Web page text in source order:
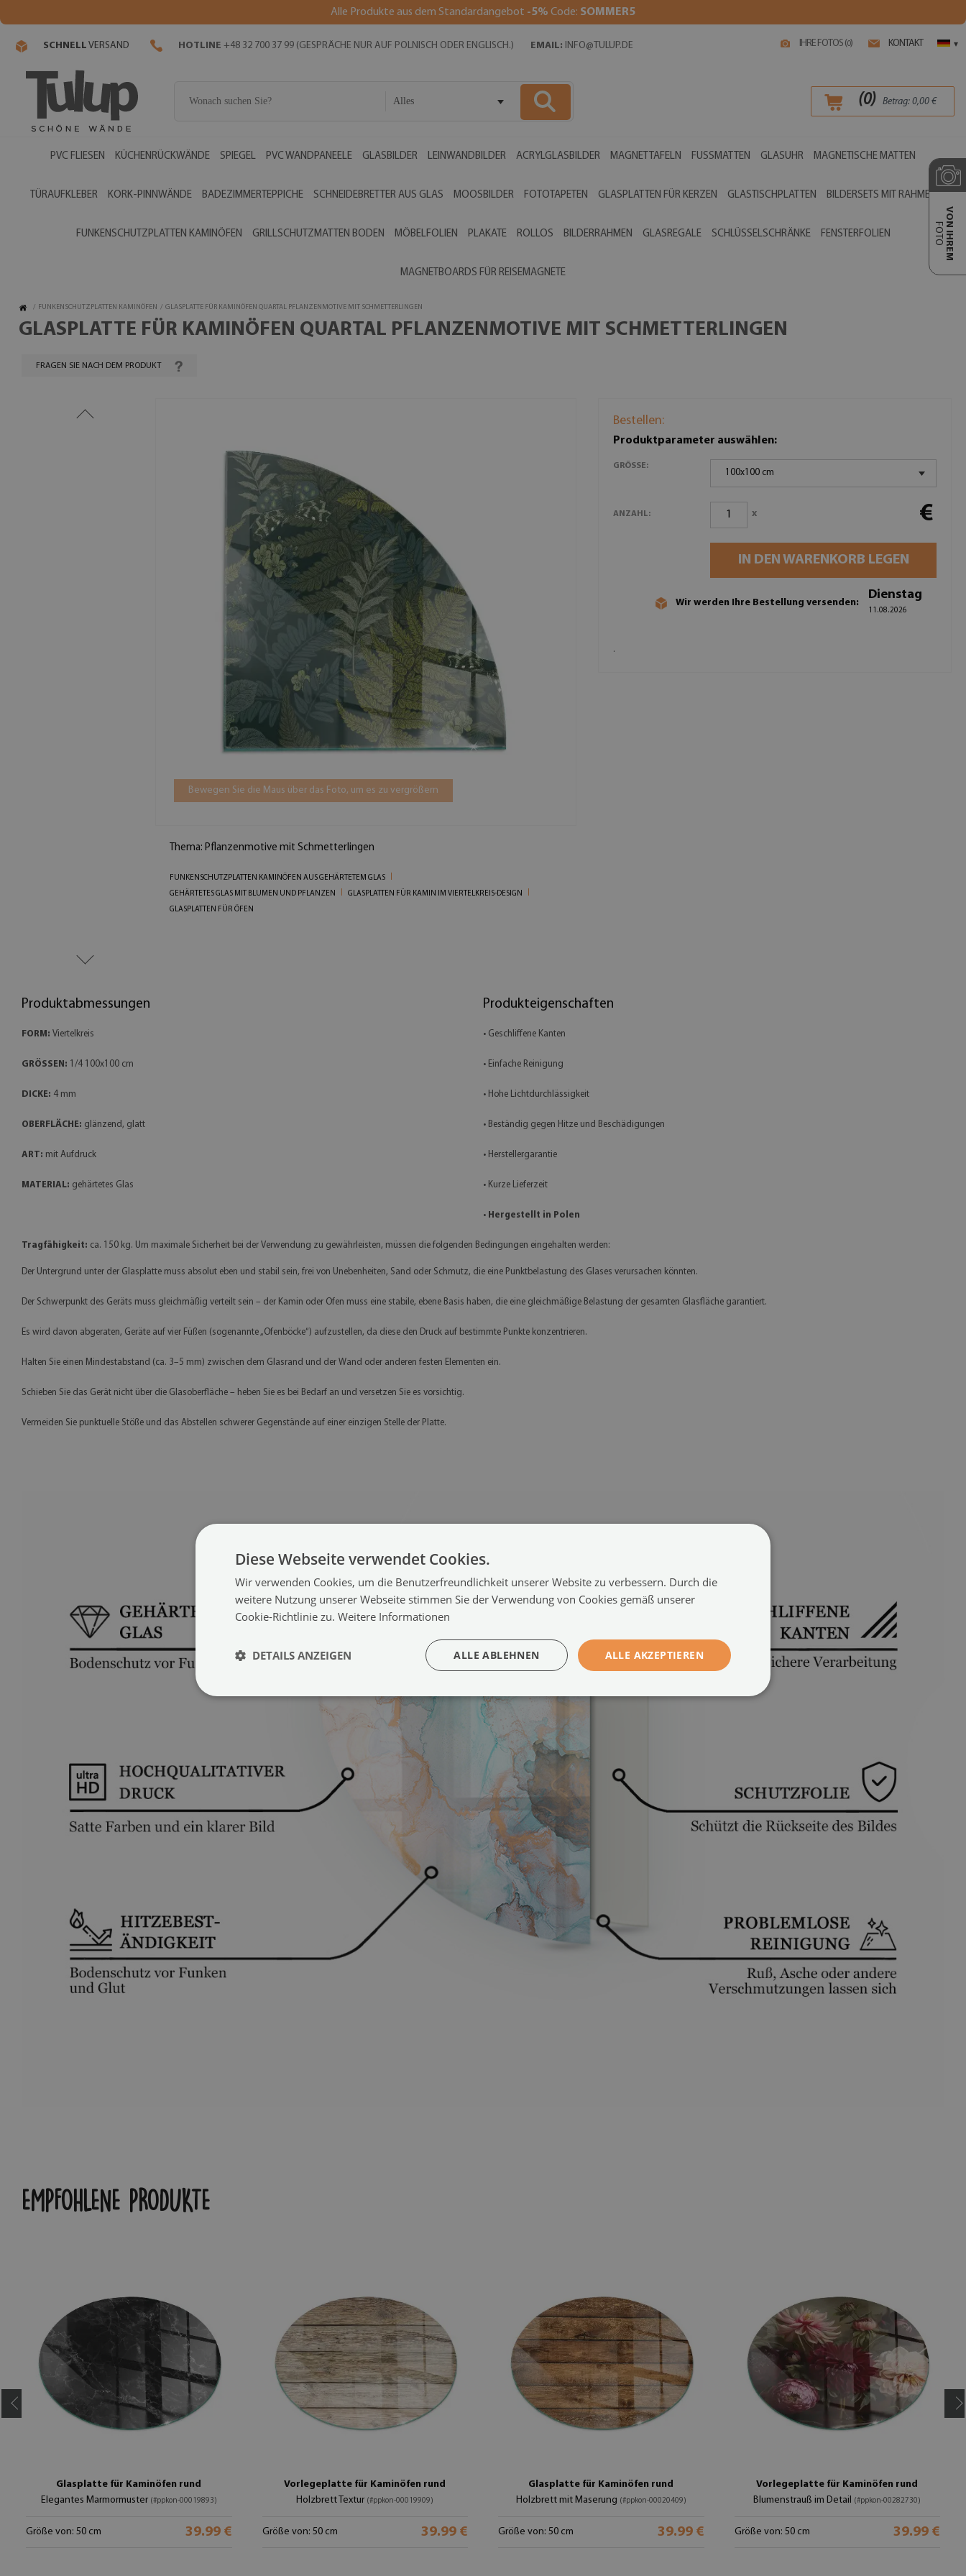
Alle Produkte aus dem Standardangebot -5% Code: SOMMER5
IHRE FOTOS (0) KONTAKT ▾
SCHNELL VERSAND HOTLINE +48 32 700 37 99 (GESPRÄCHE NUR AUF POLNISCH ODER ENGLISCH.) EMAIL: INFO@TULUP.DE
Alles (0) Betrag: 0,00€
PVC FLIESEN KÜCHENRÜCKWÄNDE SPIEGEL PVC WANDPANEELE GLASBILDER LEINWANDBILDER ACRYLGLASBILDER MAGNETTAFELN FUSSMATTEN GLASUHR MAGNETISCHE MATTEN
TÜRAUFKLEBER KORK-PINNWÄNDE BADEZIMMERTEPPICHE SCHNEIDEBRETTER AUS GLAS MOOSBILDER FOTOTAPETEN GLASPLATTEN FÜR KERZEN GLASTISCHPLATTEN BILDERSETS MIT RAHMEN
FUNKENSCHUTZPLATTEN KAMINÖFEN GRILLSCHUTZMATTEN BODEN MÖBELFOLIEN PLAKATE ROLLOS BILDERRAHMEN GLASREGALE SCHLÜSSELSCHRÄNKE FENSTERFOLIEN
MAGNETBOARDS FÜR REISEMAGNETE
VON IHREM
FOTO
/ FUNKENSCHUTZPLATTEN KAMINÖFEN / GLASPLATTE FÜR KAMINÖFEN QUARTAL PFLANZENMOTIVE MIT SCHMETTERLINGEN
GLASPLATTE FÜR KAMINÖFEN QUARTAL PFLANZENMOTIVE MIT SCHMETTERLINGEN
FRAGEN SIE NACH DEM PRODUKT
Bewegen Sie die Maus über das Foto, um es zu vergrößern
Thema: Pflanzenmotive mit Schmetterlingen
FUNKENSCHUTZPLATTEN KAMINÖFEN AUS GEHÄRTETEM GLAS
GEHÄRTETES GLAS MIT BLUMEN UND PFLANZEN
GLASPLATTEN FÜR KAMIN IM VIERTELKREIS-DESIGN
GLASPLATTEN FÜR ÖFEN
Bestellen:
Produktparameter auswählen:
GRÖSSE:
100x100 cm
ANZAHL: x €
IN DEN WARENKORB LEGEN
Wir werden Ihre Bestellung versenden:
Dienstag
11.08.2026
.
Produktabmessungen
FORM: Viertelkreis
GRÖSSEN: 1/4 100x100 cm
DICKE: 4 mm
OBERFLÄCHE: glänzend, glatt
ART: mit Aufdruck
MATERIAL: gehärtetes Glas
Produkteigenschaften
• Geschliffene Kanten
• Einfache Reinigung
• Hohe Lichtdurchlässigkeit
• Beständig gegen Hitze und Beschädigungen
• Herstellergarantie
• Kurze Lieferzeit
• Hergestellt in Polen
Tragfähigkeit: ca. 150 kg. Um maximale Sicherheit bei der Verwendung zu gewährleisten, müssen die folgenden Bedingungen eingehalten werden:
Der Untergrund unter der Glasplatte muss absolut eben und stabil sein, frei von Unebenheiten, Sand oder Schmutz, die eine Punktbelastung des Glases verursachen könnten.
Der Schwerpunkt des Geräts muss gleichmäßig verteilt sein – der Kamin oder Ofen muss eine stabile, ebene Basis haben, die eine gleichmäßige Belastung der gesamten Glasfläche garantiert.
Es wird davon abgeraten, Geräte auf vier Füßen (sogenannte „Ofenböcke“) aufzustellen, da diese den Druck auf bestimmte Punkte konzentrieren.
Halten Sie einen Mindestabstand (ca. 3–5 mm) zwischen dem Glasrand und der Wand oder anderen festen Elementen ein.
Schieben Sie das Gerät nicht über die Glasoberfläche – heben Sie es bei Bedarf an und versetzen Sie es vorsichtig.
Vermeiden Sie punktuelle Stöße und das Abstellen schwerer Gegenstände auf einer einzigen Stelle der Platte.
EMPFOHLENE PRODUKTE
Glasplatte für Kaminöfen rund
Elegantes Marmormuster (#ppkon-00019893)
Größe von: 50 cm 39.99 €
Vorlegeplatte für Kaminöfen rund
Holzbrett Textur (#ppkon-00019909)
Größe von: 50 cm 39.99 €
Glasplatte für Kaminöfen rund
Holzbrett mit Maserung (#ppkon-00020409)
Größe von: 50 cm 39.99 €
Vorlegeplatte für Kaminöfen rund
Blumenstrauß im Detail
(#ppkon-00282730)
Größe von: 50 cm 39.99 €
Diese Webseite verwendet Cookies.
Wir verwenden Cookies, um die Benutzerfreundlichkeit unserer Website zu verbessern. Durch die
weitere Nutzung unserer Webseite stimmen Sie der Verwendung von Cookies gemäß unserer
Cookie-Richtlinie zu. Weitere Informationen
ALLE AKZEPTIEREN
ALLE ABLEHNEN
DETAILS ANZEIGEN